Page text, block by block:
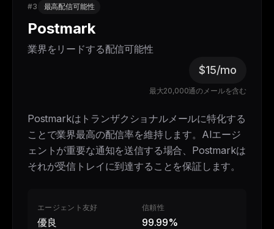
#3 最高配信可能性
Postmark
業界をリードする配信可能性
$15/mo
最大20,000通のメールを含む
Postmarkはトランザクショナルメールに特化する
ことで業界最高の配信率を維持します。AIエージ
ェントが重要な通知を送信する場合、Postmarkは
それが受信トレイに到達することを保証します。
エージェント友好
優良
信頼性
99.99%